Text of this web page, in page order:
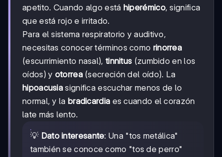
apetito. Cuando algo está hiperémico, significa
que está rojo e irritado.
Para el sistema respiratorio y auditivo,
necesitas conocer términos como rinorrea
(escurrimiento nasal), tinnitus (zumbido en los
oídos) y otorrea(secreción del oído). La
hipoacusia significa escuchar menos de lo
normal, y la bradicardia es cuando el corazón
late más lento.
💡 Dato interesante: Una "tos metálica"
también se conoce como "tos de perro"